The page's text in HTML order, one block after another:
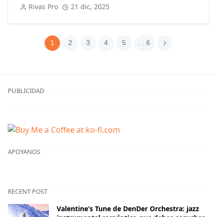
Rivas Pro 21 dic, 2025
1 2 3 4 5 . . 6
PUBLICIDAD
APOYANOS
RECENT POST
Valentine’s Tune de DenDer Orchestra: jazz